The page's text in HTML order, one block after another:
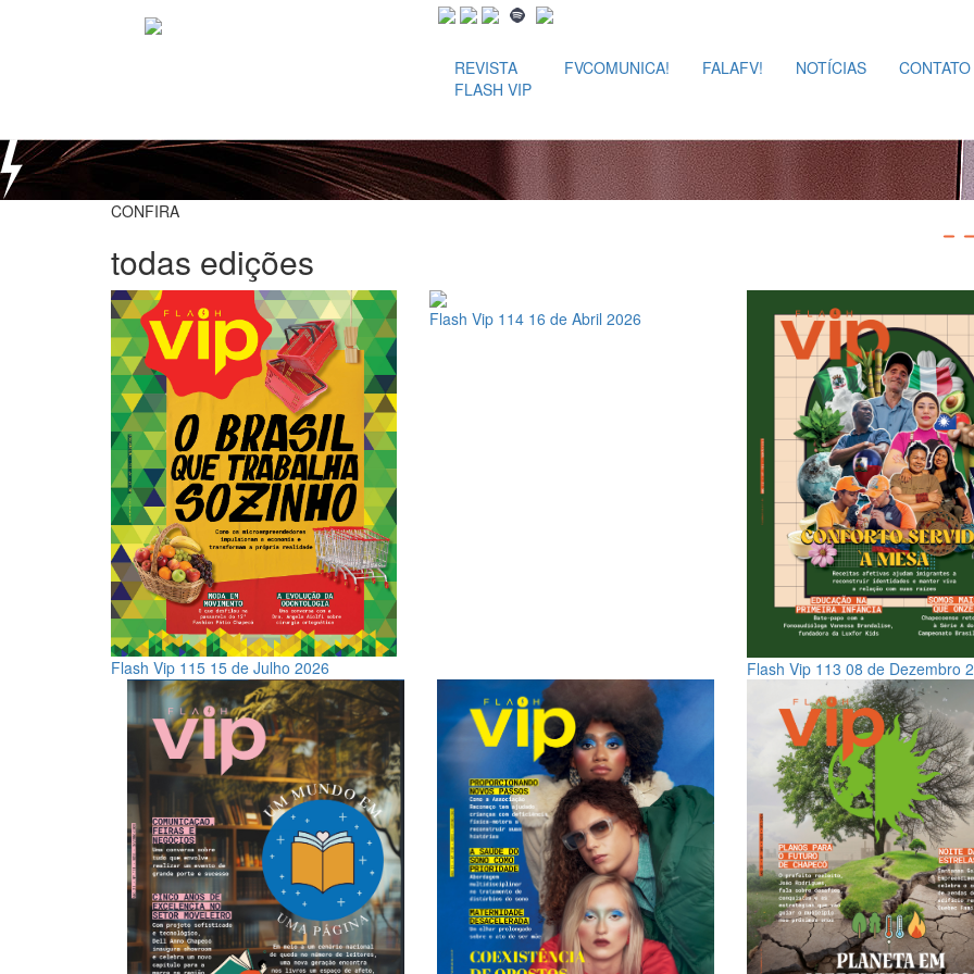
REVISTA
FLASH VIP
FVCOMUNICA! FALAFV! NOTÍCIAS CONTATO
CONFIRA
todas edições
Flash Vip 115 15 de Julho 2026
Flash Vip 114 16 de Abril 2026
Flash Vip 113 08 de Dezembro